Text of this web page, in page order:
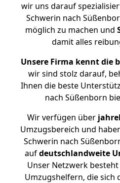
wir uns darauf
Schwerin nach
möglich zu machen und
damit alles
Unsere Firma kennt die
wir sind stolz darauf,
Ihnen die beste
nach Süßenborn
Wir verfügen über
Umzugsbereich und
Schwerin nach
aufdeutschlandweite
Unser Netzwerk
Umzugshelfern, die sich